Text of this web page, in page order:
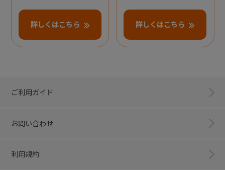
詳しくはこちら 詳しくはこちら
ご利用ガイド
お問い合わせ
利用規約